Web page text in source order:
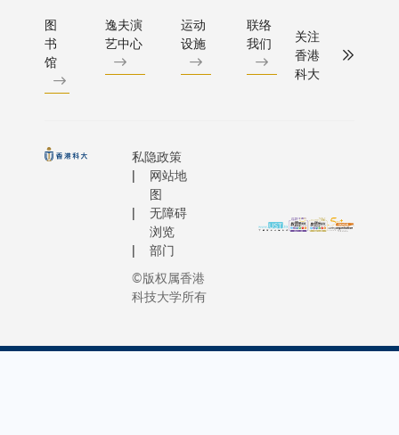
图
书
馆
逸夫演
艺中心
运动
设施
联络
我们
关注
香港
科大
私隐政策
网站地
图
无障碍
浏览
部门
©版权属香港
科技大学所有